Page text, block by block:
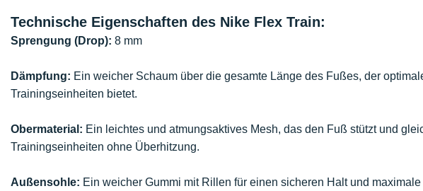
Technische Eigenschaften des Nike Flex Train:
Sprengung (Drop): 8 mm
Dämpfung: Ein weicher Schaum über die gesamte Länge des Fußes, der
Trainingseinheiten bietet.
Obermaterial: Ein leichtes und atmungsaktives Mesh, das den Fuß stützt und
Trainingseinheiten ohne Überhitzung.
Außensohle: Ein weicher Gummi mit Rillen für einen sicheren Halt und